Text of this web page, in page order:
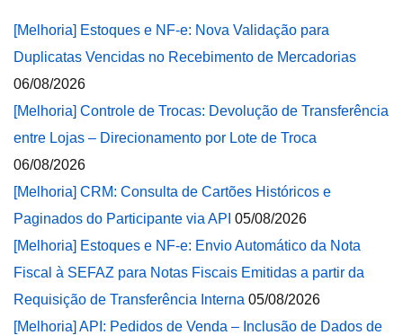
[Melhoria] Estoques e NF-e: Nova Validação para
Duplicatas Vencidas no Recebimento de Mercadorias
06/08/2026
[Melhoria] Controle de Trocas: Devolução de Transferência
entre Lojas – Direcionamento por Lote de Troca
06/08/2026
[Melhoria] CRM: Consulta de Cartões Históricos e
Paginados do Participante via API 05/08/2026
[Melhoria] Estoques e NF-e: Envio Automático da Nota
Fiscal à SEFAZ para Notas Fiscais Emitidas a partir da
Requisição de Transferência Interna 05/08/2026
[Melhoria] API: Pedidos de Venda – Inclusão de Dados de